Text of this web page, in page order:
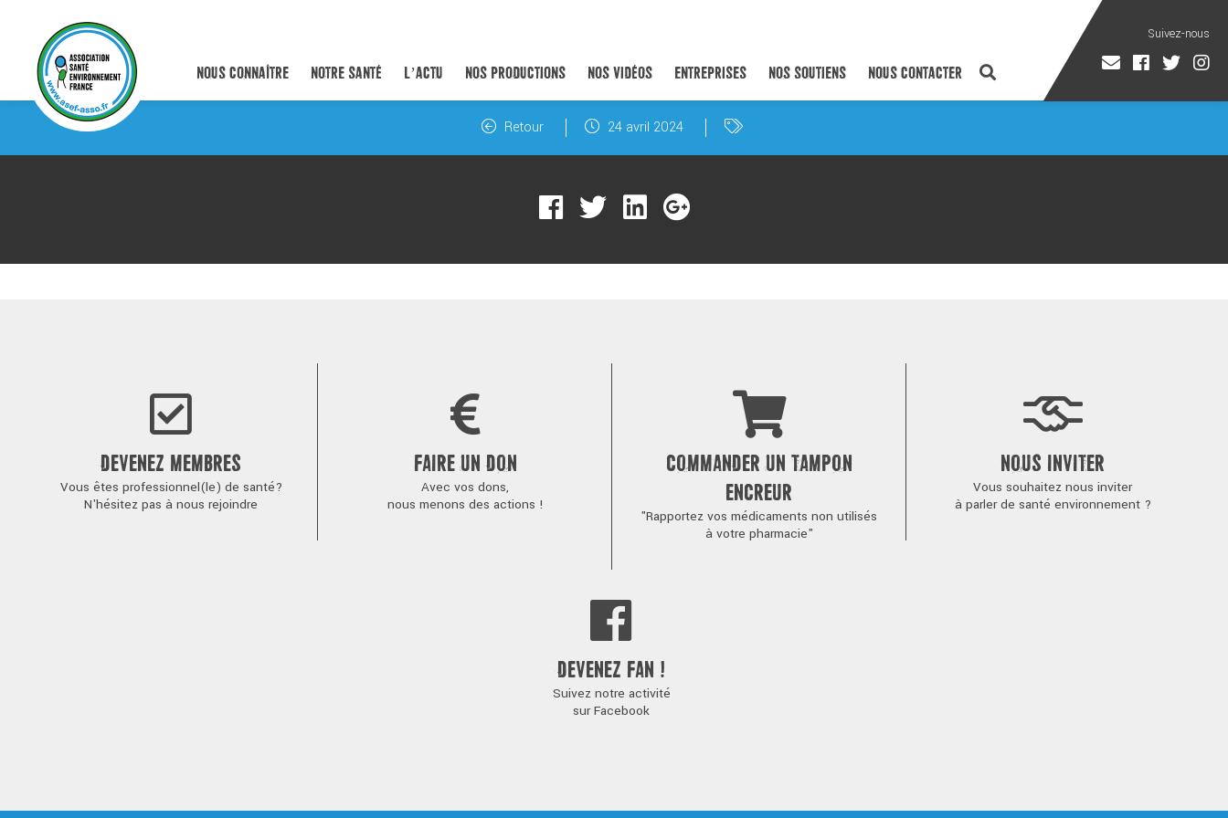
NOUS CONNAÎTRE NOTRE SANTÉ L’ACTU NOS PRODUCTIONS NOS VIDÉOS ENTREPRISES NOS SOUTIENS NOUS CONTACTER
Retour 24 avril 2024
DEVENEZ MEMBRES
Vous êtes professionnel(le) de santé?
N'hésitez pas à nous rejoindre
FAIRE UN DON
Avec vos dons,
nous menons des actions !
COMMANDER UN TAMPON
ENCREUR
"Rapportez vos médicaments non utilisés
à votre pharmacie"
NOUS INVITER
Vous souhaitez nous inviter
à parler de santé environnement ?
DEVENEZ FAN !
Suivez notre activité
sur Facebook